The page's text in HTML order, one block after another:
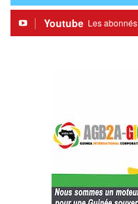
Youtube Les abonnés